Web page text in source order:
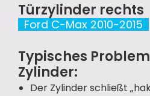
Türzylinder rechts
Ford C-Max 2010-2015
Typisches
Zylinder:
Der Zylinder schließt